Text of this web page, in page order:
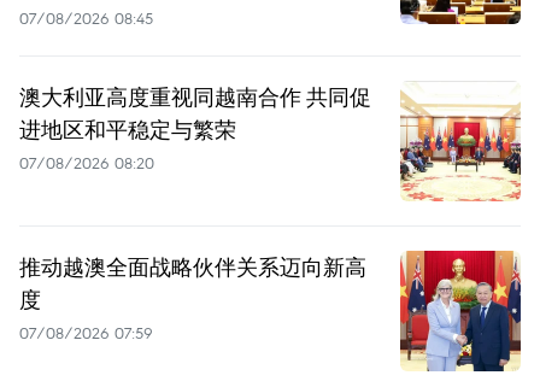
07/08/2026 08:45
澳大利亚高度重视同越南合作 共同促
进地区和平稳定与繁荣
07/08/2026 08:20
推动越澳全面战略伙伴关系迈向新高
度
07/08/2026 07:59